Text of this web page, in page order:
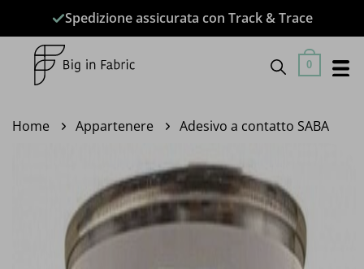
contenuti
Spedizione assicurata con Track & Trace
0
Home Appartenere Adesivo a contatto SABA